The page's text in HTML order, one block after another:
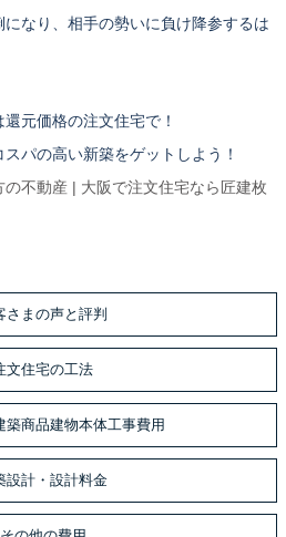
なり、相手の勢いに負け降参するは
元価格の注文住宅で！
パの高い新築をゲットしよう！
不動産 | 大阪で注文住宅なら匠建枚
さまの声と評判
文住宅の工法
築商品建物本体工事費用
設計・設計料金